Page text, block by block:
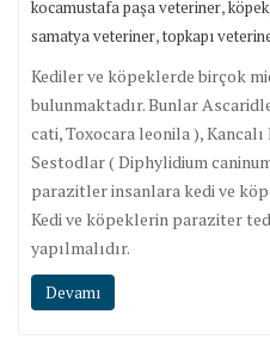
kocamustafa paşa veteriner,köpek
samatya veteriner,topkapı
Kediler ve köpeklerde birçok
bulunmaktadır. Bunlar
cati, Toxocara leonila ),
Sestodlar ( Diphylidium
parazitler insanlara kedi ve
Kedi ve köpeklerin paraziter
yapılmalıdır.
Devamı